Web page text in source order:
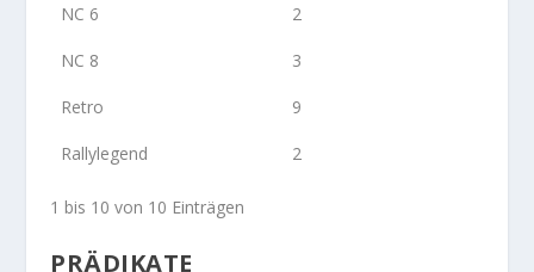
NC 6 2
NC 8 3
Retro 9
Rallylegend 2
1 bis 10 von 10 Einträgen
PRÄDIKATE